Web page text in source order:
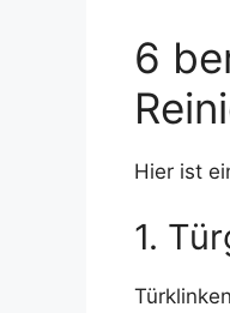
6
Hier ist
1.